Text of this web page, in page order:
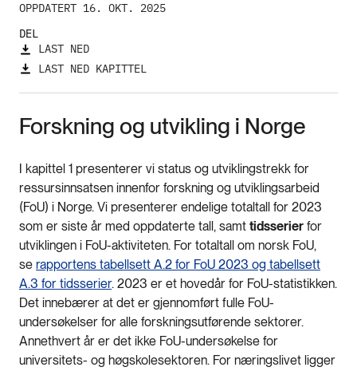
OPPDATERT 16. OKT. 2025
DEL
LAST NED
LAST NED KAPITTEL
Forskning og utvikling i Norge
I kapittel 1 presenterer vi status og utviklingstrekk for
ressursinnsatsen innenfor forskning og utviklingsarbeid
(FoU) i Norge. Vi presenterer endelige totaltall for 2023
som er siste år med oppdaterte tall, samt tidsserier for
utviklingen i FoU-aktiviteten. For totaltall om norsk FoU,
se rapportens tabellsett A.2 for FoU 2023 og tabellsett
A.3 for tidsserier. 2023 er et hovedår for FoU-statistikken.
Det innebærer at det er gjennomført fulle FoU-
undersøkelser for alle forskningsutførende sektorer.
Annethvert år er det ikke FoU-undersøkelse for
universitets- og høgskolesektoren. For næringslivet ligger